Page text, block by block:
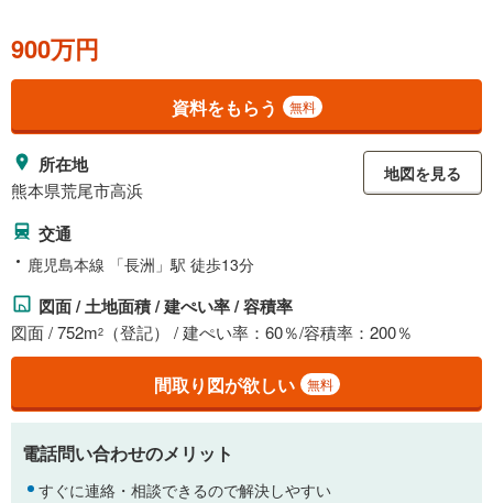
900万円
資料をもらう 無料
所在地
熊本県荒尾市高浜
地図を見る
交通
鹿児島本線 「長洲」駅 徒歩13分
図面 / 土地面積 / 建ぺい率 / 容積率
図面 / 752m2 （登記） / 建ぺい率：60％/容積率：200％
間取り図が欲しい 無料
電話問い合わせのメリット
すぐに連絡・相談できるので解決しやすい